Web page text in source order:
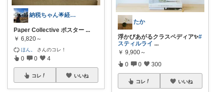
納税ちゃん🌟経由購入★
Paper Collective ポスター ...
￥ 6,820～
ほん。 さんのコレ！
0 0 4
コレ いいね
たか
浮かびあがるクラスペディア✨#
スティルライ ...
￥ 9,900～
0 0 300
コレ いいね